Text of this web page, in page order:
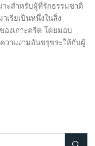
ะสำหรับผู้ที่รักธรรมชาติ
เรียเป็นหนึ่งในสิ่ง
งเกาะครีต โดยมอบ
ามงามอันขรุขระให้กับผู้